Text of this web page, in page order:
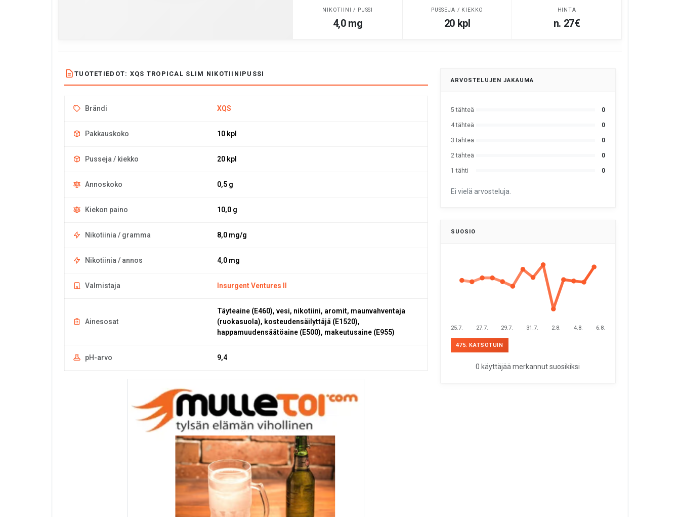
NIKOTIINI / PUSSI
4,0 mg
PUSSEJA / KIEKKO
20 kpl
HINTA
n. 27€
TUOTETIEDOT: XQS TROPICAL SLIM NIKOTIINIPUSSI
Brändi XQS
Pakkauskoko 10 kpl
Pusseja / kiekko 20 kpl
Annoskoko 0,5 g
Kiekon paino 10,0 g
Nikotiinia / gramma 8,0 mg/g
Nikotiinia / annos 4,0 mg
Valmistaja Insurgent Ventures II
Ainesosat
Täyteaine (E460), vesi, nikotiini, aromit, maunvahventaja
(ruokasuola), kosteudensäilyttäjä (E1520),
happamuudensäätöaine (E500), makeutusaine (E955)
pH-arvo 9,4
ARVOSTELUJEN JAKAUMA
5 tähteä 0
4 tähteä 0
3 tähteä 0
2 tähteä 0
1 tähti 0
Ei vielä arvosteluja.
SUOSIO
25.7. 27.7. 29.7. 31.7. 2.8. 4.8. 6.8.
475. KATSOTUIN
0 käyttäjää merkannut suosikiksi